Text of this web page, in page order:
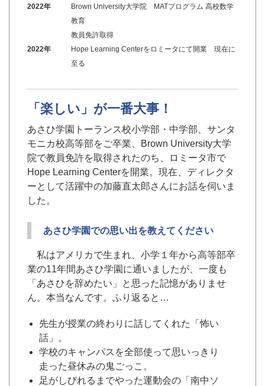
2022年
Brown University大学院 MATプログラム 高校数学
教育
教員免許取得
2022年
Hope Learning Centerをロミータにて開業 現在に
至る
「楽しい」が一番大事！
あさひ学園トーランス校小学部・中学部、サンタ
モニカ校高等部をご卒業、Brown University大学
院で教員免許を取得されたのち、ロミータ市で
Hope Learning Centerを開業。現在、ディレクタ
ーとして活躍中の加藤直太郎さんにお話を伺いま
した。
あさひ学園での思い出を教えてください
私はアメリカで生まれ、小学１年から高等部卒
業の11年間あさひ学園に通いましたが、一度も
「あさひを辞めたい」と思った記憶がありませ
ん。本当なんです。ふり返ると…
先生が授業の終わりに話してくれた「怖い
話」。
学校のキャンパスを全部使って思いっきり
走った昼休みの鬼ごっこ。
足がしびれるまでやった運動会の「南中ソ